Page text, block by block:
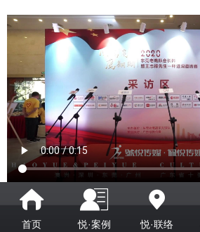
首页 悦·案例 悦·联络